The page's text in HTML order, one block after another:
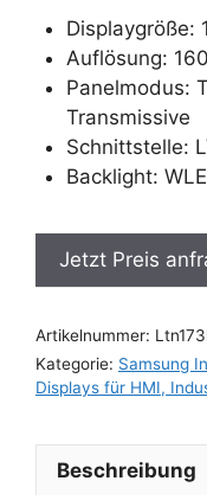
Displaygröße:
Auflösung:
Panelmodus:
Transmissive
Schnittstelle:
Backlight:
Jetzt Preis
Artikelnummer:
Kategorie: Samsung
Displays für HMI,
Beschreibung